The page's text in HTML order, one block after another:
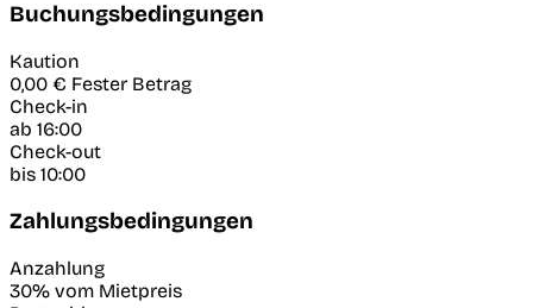
Buchungsbedingungen
Kaution
0,00 € Fester Betrag
Check-in
ab 16:00
Check-out
bis 10:00
Zahlungsbedingungen
Anzahlung
30% vom Mietpreis